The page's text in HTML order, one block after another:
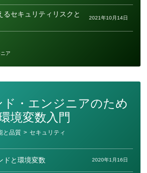
るセキュリティリスクと
2021年10月14日
ア
・エンジニアのため
境変数入門
と品質 > セキュリティ
ドと環境変数 2020年1月16日